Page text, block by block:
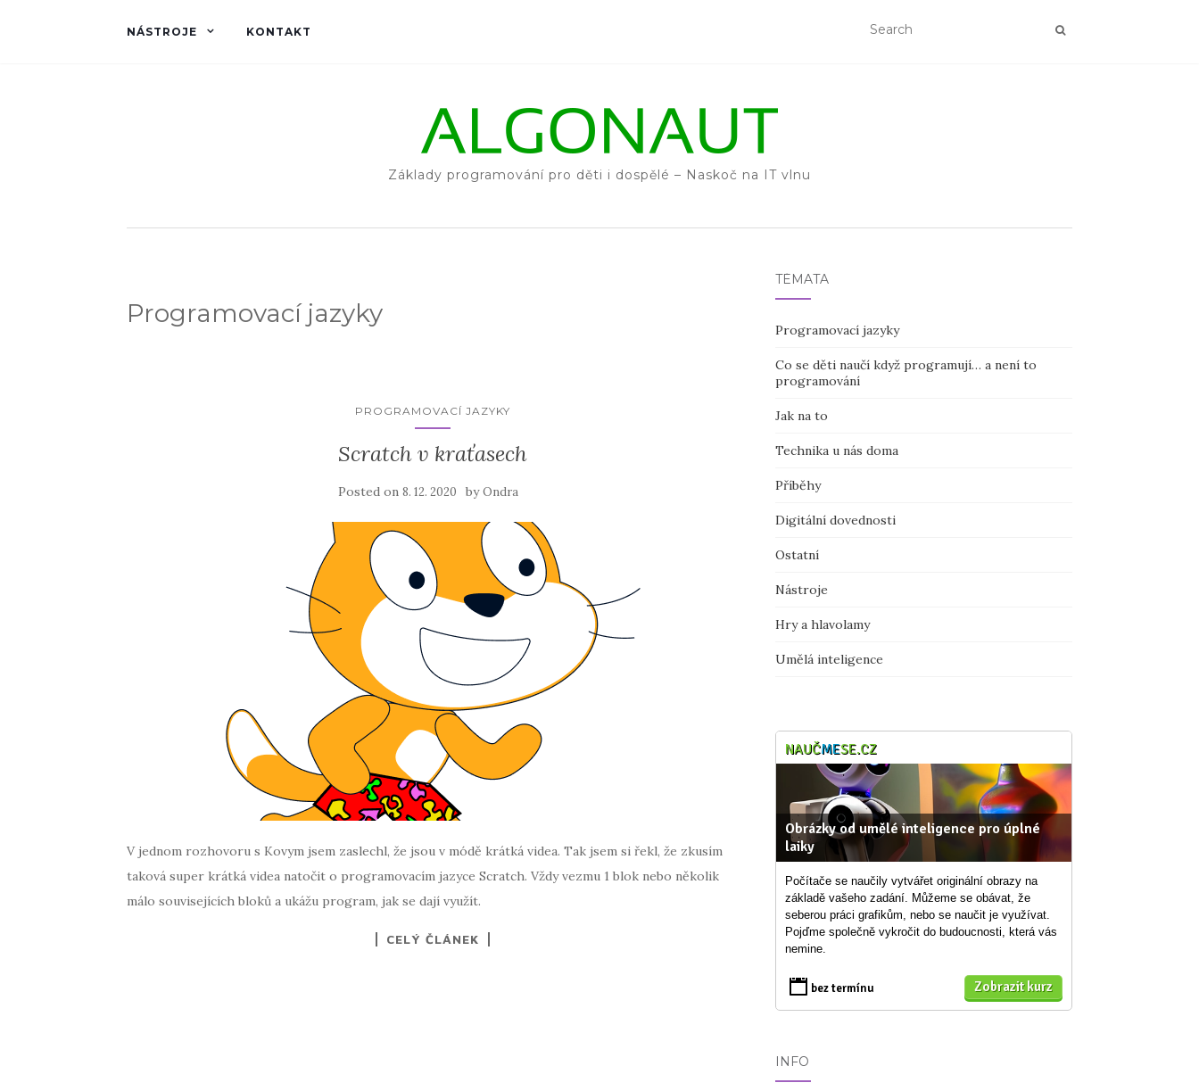
NÁSTROJE KONTAKT
Základy programování pro děti i dospělé – Naskoč na IT vlnu
Programovací jazyky
PROGRAMOVACÍ JAZYKY
Scratch v kraťasech
Posted on8. 12. 2020 byOndra
V jednom rozhovoru s Kovym jsem zaslechl, že jsou v módě krátká videa. Tak jsem si řekl, že zkusím
taková super krátká videa natočit o programovacím jazyce Scratch. Vždy vezmu 1 blok nebo několik
málo souvisejících bloků a ukážu program, jak se dají využít.
CELÝ ČLÁNEK
TÉMATA
Programovací jazyky
Co se děti naučí když programují… a není to
programování
Jak na to
Technika u nás doma
Příběhy
Digitální dovednosti
Ostatní
Nástroje
Hry a hlavolamy
Umělá inteligence
NAUČMESE.CZ
Obrázky od umělé inteligence pro úplné
laiky
Počítače se naučily vytvářet originální obrazy na
základě vašeho zadání. Můžeme se obávat, že
seberou práci grafikům, nebo se naučit je využívat.
Pojďme společně vykročit do budoucnosti, která vás
nemine.
bez termínu Zobrazit kurz
INFO